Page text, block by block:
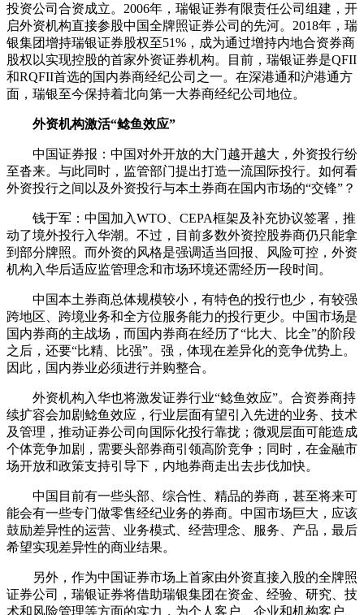
投资公司合资成立。2006年，瑞银证券有限责任公司组建，开
启外资机构直接参股中国全牌照证券公司的先河。2018年，瑞
银集团增持瑞银证券股权至51%，成为通过增持内地合资券商
股权以实现控股的首家外资证券机构。目前，瑞银证券是QFII
和RQFII首选的国内券商经纪公司之一。在深港通和沪港通方
面，瑞银至今保持着北向第一大券商经纪公司地位。
外资机构激活“鲶鱼效应”
中国证券报：中国对外开放的大门越开越大，外资投行纷
至沓来。与此同时，监管部门提出打造一流国际投行。如何看
外资投行之间以及外资投行与本土券商在国内市场的“交锋”？
钱于军：中国加入WTO、CEPA框架及补充协议签署，推
动了境外投行入华潮。不过，目前多数外资控股券商仍只能拿
到部分牌照。而外资的风格是强调适当回报、风险可控，外资
机构入华后适应监管理念和市场环境还需经历一段时间。
中国本土券商总体规模较小，有特色的投行也少，有较强
跨地区、跨境业务和全方位服务能力的投行更少。中国市场是
国内券商的主战场，而国内券商在经历了“比大、比全”的阶段
之后，还要“比精、比强”。强，体现在差异化的竞争优势上。
因此，国内券业必须进行并购整合。
外资机构入华也将激发证券行业“鲶鱼效应”。合资券商持
续扩容会加剧鲶鱼效应，行业层面有望引入先进的业务、技术
及管理，推动证券公司向国际化投行靠拢；微观层面可能造成
个体竞争加剧，需要头部券商引领高阶竞争；同时，在金融市
场开放和政策支持引导下，内地券商走出去步伐加快。
中国目前有一些头部、综合性、精品的券商，甚至将来可
能会有一些专门做零售经纪业务的券商。中国市场巨大，应该
鼓励差异性的运营、业务模式、经营理念、服务、产品，最后
希望实现差异性的商业结果。
另外，作为中国证券市场上首家由外资直接入股的全牌照
证券公司，瑞银证券将借助瑞银集团在资金、经验、研究、技
术和风险管理等方面的实力，为个人客户、企业和机构客户、